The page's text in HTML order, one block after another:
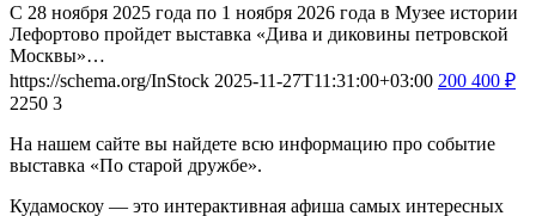
С 28 ноября 2025 года по 1 ноября 2026 года в Музее истории
Лефортово пройдет выставка «Дива и диковины петровской
Москвы»…
https://schema.org/InStock 2025-11-27T11:31:00+03:00 200 400 ₽
2250 3
На нашем сайте вы найдете всю информацию про событие
выставка «По старой дружбе».
Кудамоскоу — это интерактивная афиша самых интересных